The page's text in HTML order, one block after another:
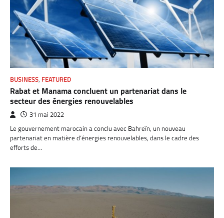
BUSINESS, FEATURED
Rabat et Manama concluent un partenariat dans le
secteur des énergies renouvelables
31 mai 2022
Le gouvernement marocain a conclu avec Bahreïn, un nouveau
partenariat en matière d’énergies renouvelables, dans le cadre des
efforts de…